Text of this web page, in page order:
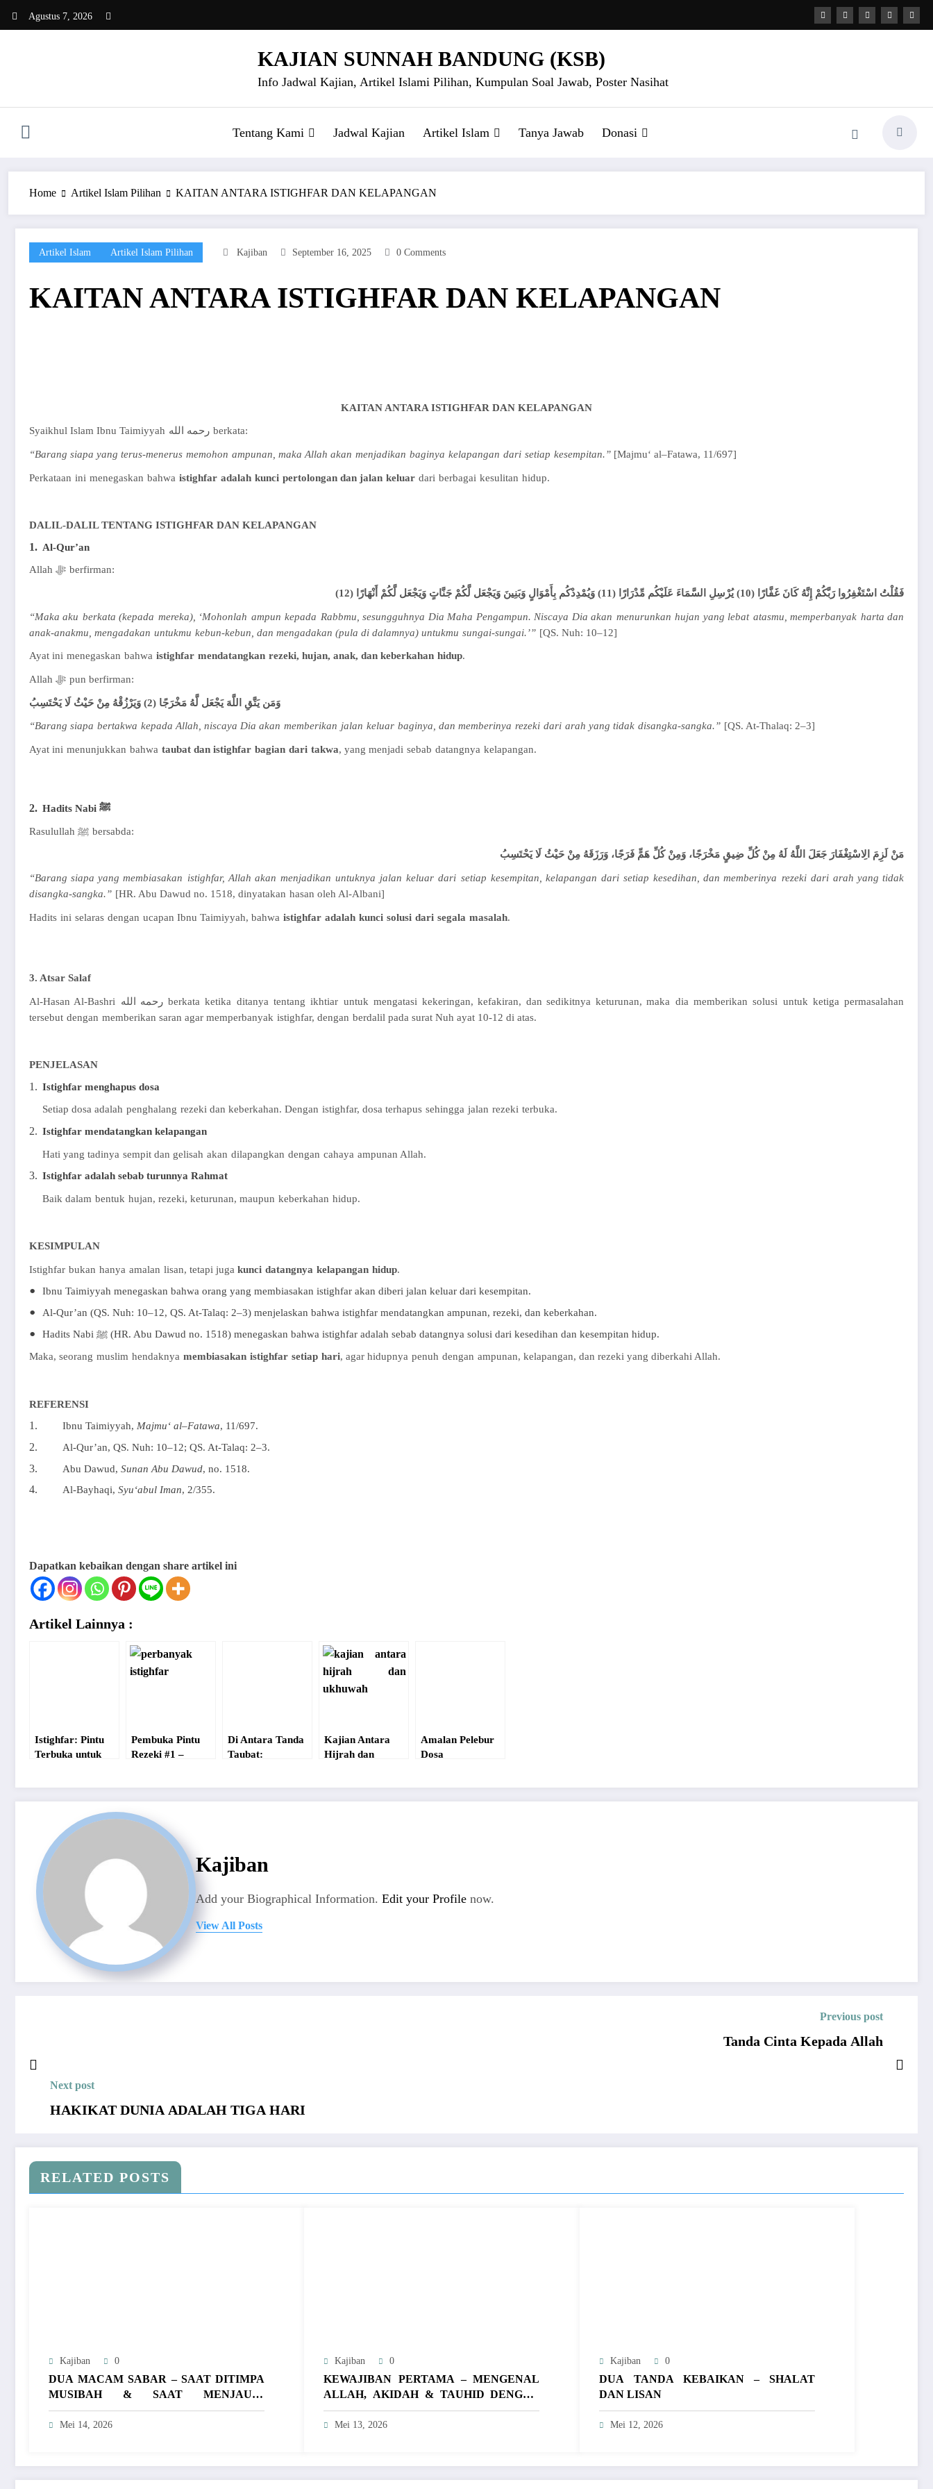
Agustus 7, 2026
KAJIAN SUNNAH BANDUNG (KSB)
Info Jadwal Kajian, Artikel Islami Pilihan, Kumpulan Soal Jawab, Poster Nasihat
Tentang Kami Jadwal Kajian Artikel Islam Tanya Jawab Donasi
Home Artikel Islam Pilihan KAITAN ANTARA ISTIGHFAR DAN KELAPANGAN
Artikel Islam Artikel Islam Pilihan Kajiban September 16, 2025 0 Comments
KAITAN ANTARA ISTIGHFAR DAN KELAPANGAN
KAITAN ANTARA ISTIGHFAR DAN KELAPANGAN
Syaikhul Islam Ibnu Taimiyyah رحمه الله berkata:
“Barang siapa yang terus-menerus memohon ampunan maka Allah akan menjadikan baginya kelapangan dari setiap kesempitan.” [Majmu‘ al–Fatawa, 11/697]
Perkataan ini menegaskan bahwa istighfar adalah kunci pertolongan dan jalan keluar dari berbagai kesulitan hidup.
DALIL-DALIL TENTANG ISTIGHFAR DAN KELAPANGAN
1. Al-Qur’an
Allah ﷻ berfirman:
فَقُلْتُ اسْتَغْفِرُوا رَبَّكُمْ إِنَّهُ كَانَ غَفَّارًا (10) يُرْسِلِ السَّمَاءَ عَلَيْكُم مِّدْرَارًا (11) وَيُمْدِدْكُم بِأَمْوَالٍ وَبَنِينَ وَيَجْعَل لَّكُمْ جَنَّاتٍ وَيَجْعَل لَّكُمْ أَنْهَارًا (12)
“Makaaku berkata (kepada mereka), ‘Mohonlah ampun kepada Rabbmu ,sesungguhnya Dia Maha Pengampun. Niscaya Diaakan menurunkan hujan yang lebat atasmu ,memperbanyak harta dan
anak-anakmu mengadakan untukmu kebun-kebun , dan mengadakan (pula di dalamnya) untukmu sungai-sungai.’” [QS. Nuh: 10–12]
Ayat ini menegaskan bahwa istighfar mendatangkan rezeki, hujan, anak, dan keberkahan hidup.
Allah ﷻ pun berfirman:
وَمَن يَتَّقِ اللَّهَ يَجْعَل لَّهُ مَخْرَجًا (2) وَيَرْزُقْهُ مِنْ حَيْثُ لَا يَحْتَسِبُ
“Barang siapa bertakwa kepada Allah, niscaya Dia akan memberikan jalan keluar baginya , dan memberinya rezeki dari arah yang tidak disangka-sangka.” [QS. At-Thalaq: 2–3]
Ayat ini menunjukkan bahwa taubat dan istighfar bagian dari takwa, yang menjadi sebab datangnya kelapangan.
2. HaditsNabi ﷺ
Rasulullah ﷺ bersabda:
مَنْ لَزِمَ الِاسْتِغْفَارَ جَعَلَ اللَّهُ لَهُ مِنْ كُلِّ ضِيقٍ مَخْرَجًا، وَمِنْ كُلِّ هَمٍّ فَرَجًا، وَرَزَقَهُ مِنْ حَيْثُ لَا يَحْتَسِبُ
“Barangsiapa yangmembiasakan istighfar, Allah akan menjadikan untuknya jalan keluar dari setiap kesempitan kelapangan dari setiap kesedihan , danmemberinya rezeki dari arah yang tidak
disangka-sangka.” [HR. Abu Dawud no. 1518, dinyatakan hasan oleh Al-Albani]
Hadits ini selaras dengan ucapan Ibnu Taimiyyah, bahwa istighfar adalah kunci solusi dari segala masalah.
3. Atsar Salaf
Al-Hasan Al-Bashri رحمه الله berkata ketika ditanya tentang ikhtiar untuk mengatasi kekeringan,kefakiran, dan sedikitnya keturunan,maka dia memberikan solusi untuk ketiga permasalahan
tersebut dengan memberikan saran agar memperbanyak istighfar, dengan berdalil pada surat Nuh ayat 10-12 di atas.
PENJELASAN
1. Istighfar menghapusdosa
Setiap dosa adalah penghalang rezekidan keberkahan. Dengan istighfar, dosa terhapus sehingga jalan rezeki terbuka.
2. Istighfar mendatangkan kelapangan
Hati yang tadinya sempitdan gelisah akan dilapangkan dengan cahaya ampunan Allah.
3. Istighfar adalah sebab turunnya Rahmat
Baik dalam bentuk hujan, rezeki, keturunan, maupun keberkahan hidup.
KESIMPULAN
Istighfar bukan hanya amalan lisan, tetapi juga kunci datangnya kelapangan hidup.
• Ibnu Taimiyyah menegaskan bahwaorang yang membiasakan istighfar akan diberi jalan keluar dari kesempitan.
• Al-Qur’an (QS. Nuh: 10–12, QS. At-Talaq: 2–3) menjelaskan bahwa istighfar mendatangkan ampunan, rezeki, dan keberkahan.
• HaditsNabi ﷺ(HR. Abu Dawud no. 1518) menegaskan bahwa istighfar adalah sebab datangnya solusi dari kesedihan dan kesempitan hidup.
Maka, seorang muslim hendaknya membiasakan istighfar setiap hari, agar hidupnya penuh dengan ampunan, kelapangan, dan rezeki yang diberkahiAllah.
REFERENSI
1. Ibnu Taimiyyah, Majmu‘ al–Fatawa, 11/697.
2. Al-Qur’an, QS. Nuh: 10–12; QS. At-Talaq: 2–3.
3. Abu Dawud, Sunan Abu Dawud, no. 1518.
4. Al-Bayhaqi, Syu‘abul Iman, 2/355.
Dapatkan kebaikan dengan share artikel ini
Artikel Lainnya :
Istighfar: Pintu
Terbuka untuk
Pembuka Pintu
Rezeki #1 –
Di Antara Tanda
Taubat:
Kajian Antara
Hijrah dan
Amalan Pelebur
Dosa
Kajiban
Add your Biographical Information. Edit your Profile now.
View All Posts
Previous post
Tanda Cinta Kepada Allah
Next post
HAKIKAT DUNIA ADALAH TIGA HARI
RELATED POSTS
Kajiban 0
DUA MACAM SABAR – SAAT DITIMPA
MUSIBAH & SAAT MENJAUHI
MAKSIAT
Mei 14, 2026
Kajiban 0
KEWAJIBAN PERTAMA – MENGENAL
ALLAH, AKIDAH & TAUHID DENGAN
PENUH KEYAKINAN
Mei 13, 2026
Kajiban 0
DUA TANDA KEBAIKAN – SHALAT
DAN LISAN
Mei 12, 2026